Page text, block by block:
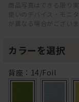
商品写真はできる限り
使いのデバイス・モニ
が異なる場合がございま
カラーを選択
背座：14/Foil